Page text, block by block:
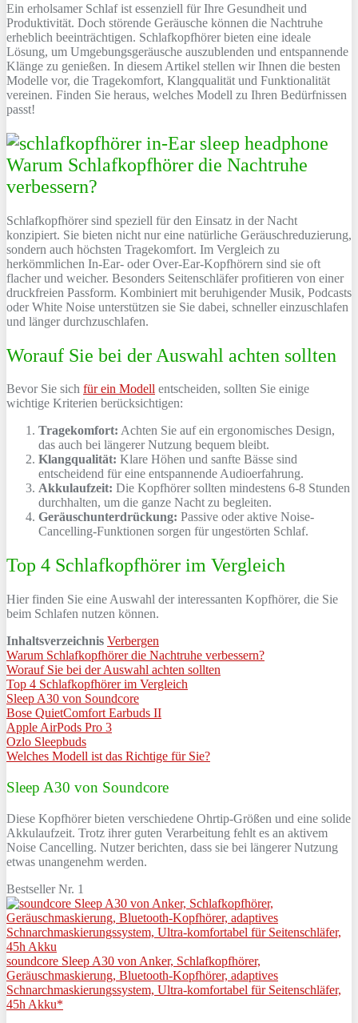
Ein erholsamer Schlaf ist essenziell für Ihre Gesundheit und
Produktivität. Doch störende Geräusche können die Nachtruhe
erheblich beeinträchtigen. Schlafkopfhörer bieten eine ideale
Lösung, um Umgebungsgeräusche auszublenden und entspannende
Klänge zu genießen. In diesem Artikel stellen wir Ihnen die besten
Modelle vor, die Tragekomfort, Klangqualität und Funktionalität
vereinen. Finden Sie heraus, welches Modell zu Ihren Bedürfnissen
passt!
Warum Schlafkopfhörer die Nachtruhe
verbessern?
Schlafkopfhörer sind speziell für den Einsatz in der Nacht
konzipiert. Sie bieten nicht nur eine natürliche Geräuschreduzierung,
sondern auch höchsten Tragekomfort. Im Vergleich zu
herkömmlichen In-Ear- oder Over-Ear-Kopfhörern sind sie oft
flacher und weicher. Besonders Seitenschläfer profitieren von einer
druckfreien Passform. Kombiniert mit beruhigender Musik, Podcasts
oder White Noise unterstützen sie Sie dabei, schneller einzuschlafen
und länger durchzuschlafen.
Worauf Sie bei der Auswahl achten sollten
Bevor Sie sich für ein Modell entscheiden, sollten Sie einige
wichtige Kriterien berücksichtigen:
Tragekomfort: Achten Sie auf ein ergonomisches Design,
das auch bei längerer Nutzung bequem bleibt.
Klangqualität: Klare Höhen und sanfte Bässe sind
entscheidend für eine entspannende Audioerfahrung.
Akkulaufzeit: Die Kopfhörer sollten mindestens 6-8 Stunden
durchhalten, um die ganze Nacht zu begleiten.
Geräuschunterdrückung: Passive oder aktive Noise-
Cancelling-Funktionen sorgen für ungestörten Schlaf.
Top 4 Schlafkopfhörer im Vergleich
Hier finden Sie eine Auswahl der interessanten Kopfhörer, die Sie
beim Schlafen nutzen können.
Inhaltsverzeichnis Verbergen
Warum Schlafkopfhörer die Nachtruhe verbessern?
Worauf Sie bei der Auswahl achten sollten
Top 4 Schlafkopfhörer im Vergleich
Sleep A30 von Soundcore
Bose QuietComfort Earbuds II
Apple AirPods Pro 3
Ozlo Sleepbuds
Welches Modell ist das Richtige für Sie?
Sleep A30 von Soundcore
Diese Kopfhörer bieten verschiedene Ohrtip-Größen und eine solide
Akkulaufzeit. Trotz ihrer guten Verarbeitung fehlt es an aktivem
Noise Cancelling. Nutzer berichten, dass sie bei längerer Nutzung
etwas unangenehm werden.
Bestseller Nr. 1
soundcore Sleep A30 von Anker, Schlafkopfhörer,
Geräuschmaskierung, Bluetooth-Kopfhörer, adaptives
Schnarchmaskierungssystem, Ultra-komfortabel für Seitenschläfer,
45h Akku*